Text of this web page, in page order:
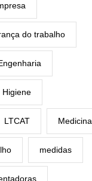
do trabalho
Higiene
LTCAT Medicina
medidas